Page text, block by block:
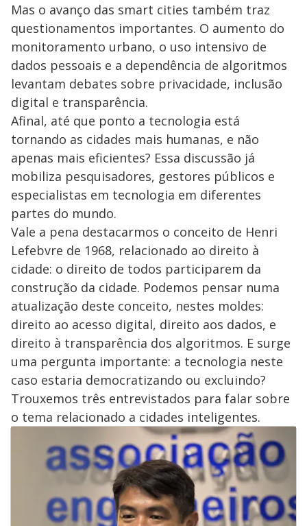
Mas o avanço das smart cities também traz
questionamentos importantes. O aumento do
monitoramento urbano, o uso intensivo de
dados pessoais e a dependência de algoritmos
levantam debates sobre privacidade, inclusão
digital e transparência.
Afinal, até que ponto a tecnologia está
tornando as cidades mais humanas, e não
apenas mais eficientes? Essa discussão já
mobiliza pesquisadores, gestores públicos e
especialistas em tecnologia em diferentes
partes do mundo.
Vale a pena destacarmos o conceito de Henri
Lefebvre de 1968, relacionado ao direito à
cidade: o direito de todos participarem da
construção da cidade. Podemos pensar numa
atualização deste conceito, nestes moldes:
direito ao acesso digital, direito aos dados, e
direito à transparência dos algoritmos. E surge
uma pergunta importante: a tecnologia neste
caso estaria democratizando ou excluindo?
Trouxemos três entrevistados para falar sobre
o tema relacionado a cidades inteligentes.